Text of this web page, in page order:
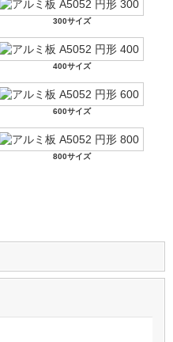
300サイズ
400サイズ
600サイズ
800サイズ